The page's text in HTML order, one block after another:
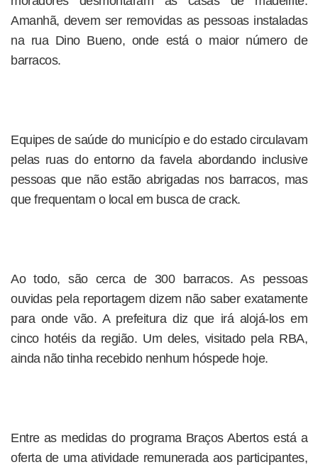
Amanhã, devem ser removidas as pessoas instaladas
na rua Dino Bueno, onde está o maior número de
barracos.
Equipes de saúde do município e do estado circulavam
pelas ruas do entorno da favela abordando inclusive
pessoas que não estão abrigadas nos barracos, mas
que frequentam o local em busca de crack.
Ao todo, são cerca de 300 barracos. As pessoas
ouvidas pela reportagem dizem não saber exatamente
para onde vão. A prefeitura diz que irá alojá-los em
cinco hotéis da região. Um deles, visitado pela RBA,
ainda não tinha recebido nenhum hóspede hoje.
Entre as medidas do programa Braços Abertos está a
oferta de uma atividade remunerada aos participantes,